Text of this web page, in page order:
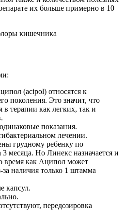
их больше примерно в 10
(acipol) относятся к
поколения. Это значит, что
в терапии как легких, так и
показания.
лечении.
грудному ребенку по
3 месяца. Но Линекс назначается и
время как Аципол может
за наличия только 1 штамма
капсул.
передозировка